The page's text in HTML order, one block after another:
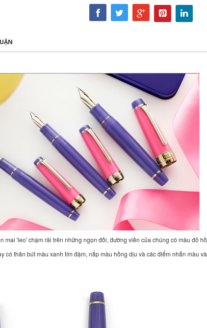
'leo' chậm rãi trên những ngọn đồi, đường viền của chúng có màu đỏ
thân bút màu xanh tím đậm, nắp màu hồng dịu và các điểm nhấn màu